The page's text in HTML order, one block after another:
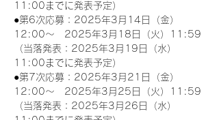
11:00までに発表予定）
●第6次応募：2025年3月14日（金）
12:00～　2025年3月18日（火）11:59
（当落発表：2025年3月19日（水）
11:00までに発表予定）
●第7次応募：2025年3月21日（金）
12:00～　2025年3月25日（火）11:59
（当落発表：2025年3月26日（水）